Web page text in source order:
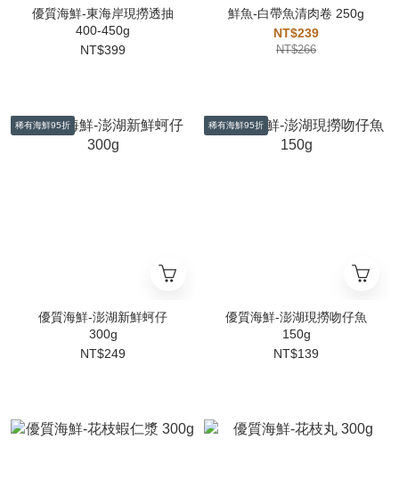
優質海鮮-東海岸現撈透抽
400-450g
NT$399
鮮魚-白帶魚清肉卷 250g
NT$239
NT$266
稀有海鮮95折
優質海鮮-澎湖新鮮蚵仔
300g
NT$249
稀有海鮮95折
優質海鮮-澎湖現撈吻仔魚
150g
NT$139